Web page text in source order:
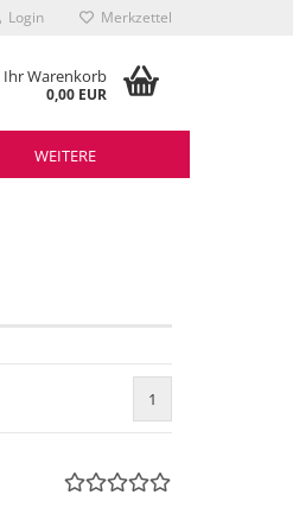
Login Merkzettel
Ihr Warenkorb
0,00 EUR
WEITERE
1